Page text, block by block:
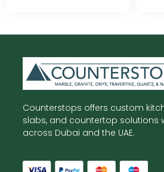
Counterstops offers custom
slabs, and countertop solutions
across Dubai and the UAE.